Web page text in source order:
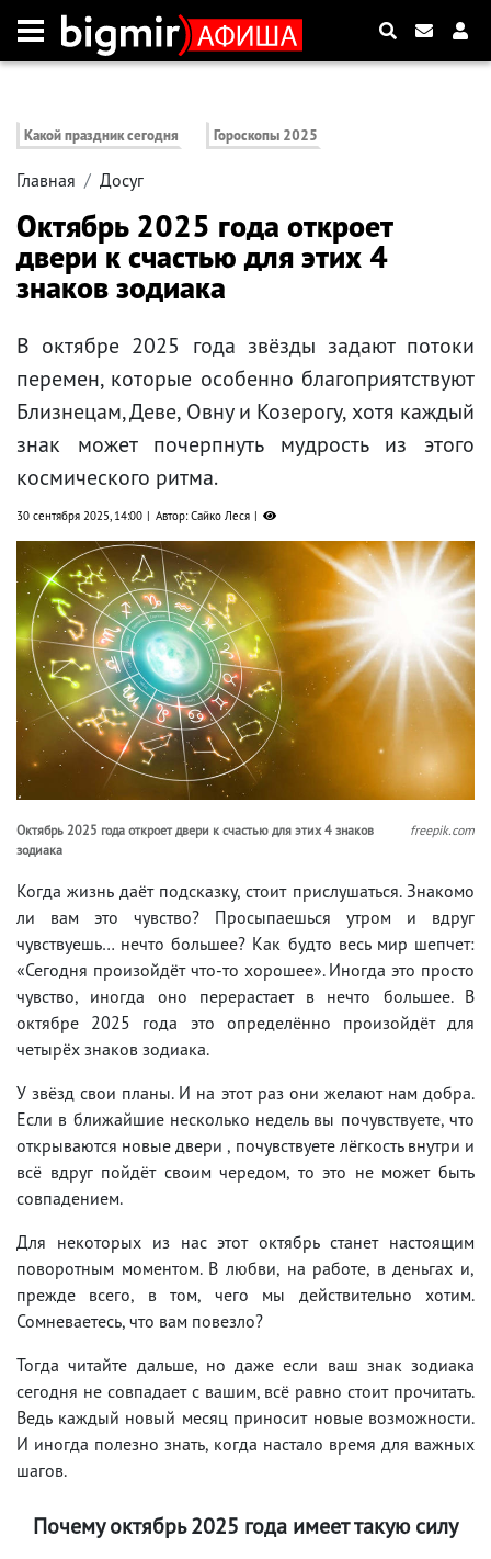
Какой праздник сегодня Гороскопы 2025
Главная Досуг
Октябрь 2025 года откроет
двери к счастью для этих 4
знаков зодиака
В октябре 2025 года звёзды задают потоки
перемен, которые особенно благоприятствуют
Близнецам, Деве, Овну и Козерогу, хотя каждый
знак может почерпнуть мудрость из этого
космического ритма.
30 сентября 2025, 14:00 Автор: Сайко Леся
Октябрь 2025 года откроет двери к счастью для этих 4 знаков
зодиака
freepik.com
Когда жизнь даёт подсказку, стоит прислушаться. Знакомо
ли вам это чувство? Просыпаешься утром и вдруг
чувствуешь… нечто большее? Как будто весь мир шепчет:
«Сегодня произойдёт что-то хорошее». Иногда это просто
чувство, иногда оно перерастает в нечто большее. В
октябре 2025 года это определённо произойдёт для
четырёх знаков зодиака.
У звёзд свои планы. И на этот раз они желают нам добра.
Если в ближайшие несколько недель вы почувствуете, что
открываются новые двери , почувствуете лёгкость внутри и
всё вдруг пойдёт своим чередом, то это не может быть
совпадением.
Для некоторых из нас этот октябрь станет настоящим
поворотным моментом. В любви, на работе, в деньгах и,
прежде всего, в том, чего мы действительно хотим.
Сомневаетесь, что вам повезло?
Тогда читайте дальше, но даже если ваш знак зодиака
сегодня не совпадает с вашим, всё равно стоит прочитать.
Ведь каждый новый месяц приносит новые возможности.
И иногда полезно знать, когда настало время для важных
шагов.
Почему октябрь 2025 года имеет такую ​​силу